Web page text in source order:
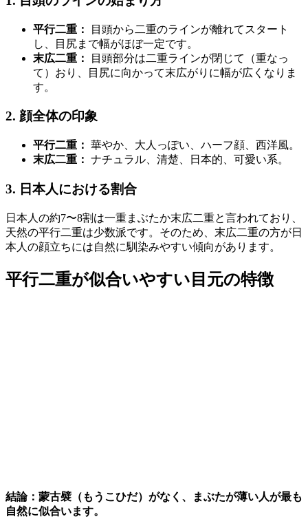
平行二重：
目頭から二重のラインが離れてスタート
し、目尻まで幅がほぼ一定です。
末広二重：
目頭部分は二重ラインが閉じて（重なっ
て）おり、目尻に向かって末広がりに幅が広くなりま
す。
2. 顔全体の印象
平行二重： 華やか、大人っぽい、ハーフ顔、西洋風。
末広二重： ナチュラル、清楚、日本的、可愛い系。
3. 日本人における割合
日本人の約7〜8割は一重まぶたか末広二重と言われており、
天然の平行二重は少数派です。そのため、末広二重の方が日
本人の顔立ちには自然に馴染みやすい傾向があります。
平行二重が似合いやすい目元の特徴
結論：蒙古襞（もうこひだ）がなく、まぶたが薄い人が最も
自然に似合います。